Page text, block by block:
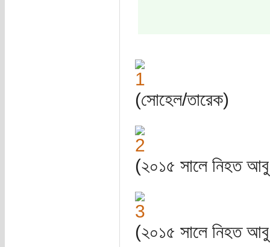
(সোহেল/তারেক)
(২০১৫ সালে নিহত আবু
(২০১৫ সালে নিহত আবু